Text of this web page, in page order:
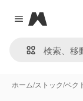
Close menu
Magnific
ホーム/ストック/ベク